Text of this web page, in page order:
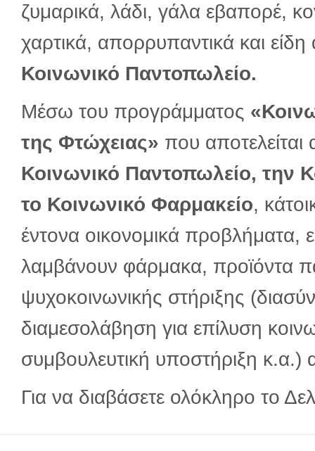
ζυμαρικά, λάδι, γάλα εβαπορέ,
χαρτικά, απορρυπαντικά και είδη
Κοινωνικό Παντοπωλείο.
Μέσω του προγράμματος
της Φτώχειας» που
Κοινωνικό Παντοπωλείο, την
το Κοινωνικό Φαρμακείο,
έντονα οικονομικά προβλήματα,
λαμβάνουν φάρμακα, προϊόντα
ψυχοκοινωνικής στήριξης
διαμεσολάβηση για επίλυση
συμβουλευτική υποστήριξη κ.α.)
Για να διαβάσετε ολόκληρο το